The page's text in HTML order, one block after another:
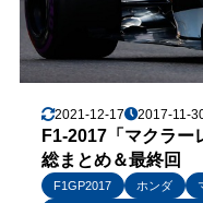
2021-12-17 2017-11-
F1-2017「マクラー
総まとめ＆最終回
F1GP2017 ホンダ